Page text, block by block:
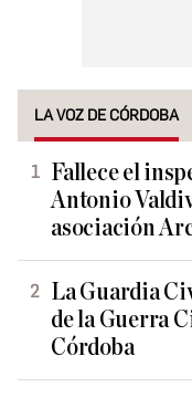
LA VOZ DE CÓRDOBA
Fallece el
Antonio
asociación
La Guardia
de la Guerra
Córdoba